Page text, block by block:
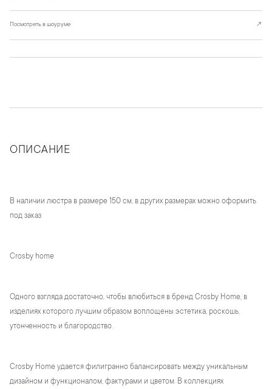
Посмотреть в шоуруме ↗
ОПИСАНИЕ
В наличии люстра в размере 150 см, в других размерах можно оформить
под заказ
Crosby home
Одного взгляда достаточно, чтобы влюбиться в бренд Crosby Home, в
изделиях которого лучшим образом воплощены эстетика, роскошь,
утонченность и благородство.
Crosby Home удается филигранно балансировать между уникальным
дизайном и функционалом, фактурами и цветом. В коллекциях